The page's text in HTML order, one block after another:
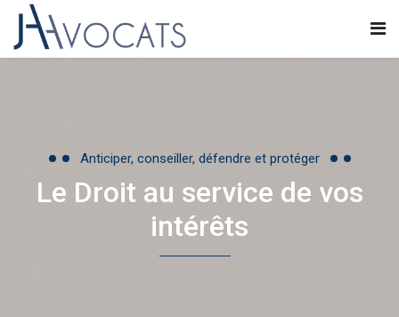
Anticiper, conseiller, défendre et protéger
Le Droit au service de vos
intérêts